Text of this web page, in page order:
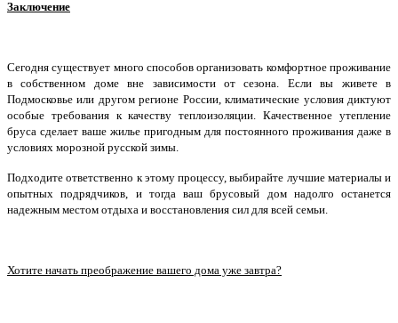
Заключение
Сегодня существует много способов организовать комфортное проживание
в собственном доме вне зависимости от сезона. Если вы живете в
Подмосковье или другом регионе России, климатические условия диктуют
особые требования к качеству теплоизоляции. Качественное утепление
бруса сделает ваше жилье пригодным для постоянного проживания даже в
условиях морозной русской зимы.
Подходите ответственно к этому процессу, выбирайте лучшие материалы и
опытных подрядчиков, и тогда ваш брусовый дом надолго останется
надежным местом отдыха и восстановления сил для всей семьи.
Хотите начать преображение вашего дома уже завтра?